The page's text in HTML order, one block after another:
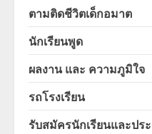
ตามติดชีวิตเด็กอมาต
นักเรียนพูด
ผลงาน และ ความภูมิใจ
รถโรงเรียน
รับสมัครนักเรียนและปร